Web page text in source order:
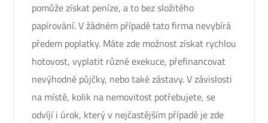
pomůže získat peníze, a to bez složitého
papírování. V žádném případě tato firma nevybírá
předem poplatky. Máte zde možnost získat rychlou
hotovost, vyplatit různé exekuce, přefinancovat
nevýhodné půjčky, nebo také zástavy. V závislosti
na místě, kolik na nemovitost potřebujete, se
odvíjí i úrok, který v nejčastějším případě je zde